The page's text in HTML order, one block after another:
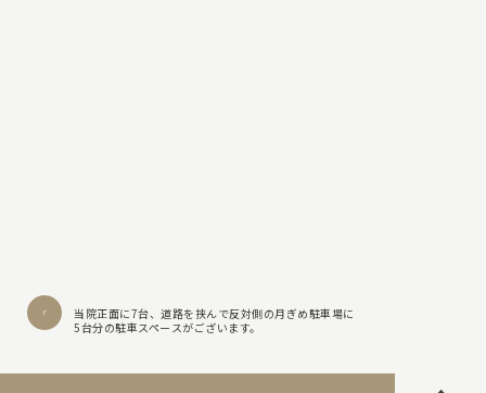
当院正面に7台、道路を挟んで反対側の月ぎめ駐車場に
5台分の駐車スペースがございます。